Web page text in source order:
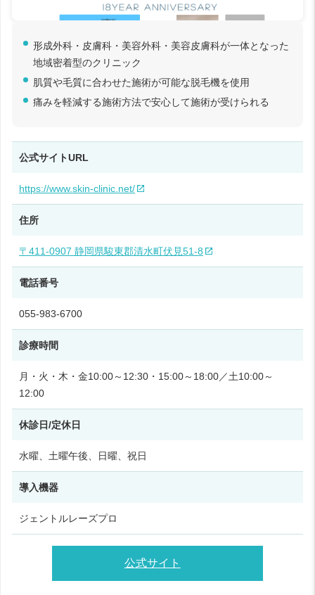
形成外科・皮膚科・美容外科・美容皮膚科が一体となった
地域密着型のクリニック
肌質や毛質に合わせた施術が可能な脱毛機を使用
痛みを軽減する施術方法で安心して施術が受けられる
公式サイトURL
https://www.skin-clinic.net/
住所
〒411-0907 静岡県駿東郡清水町伏見51-8
電話番号
055-983-6700
診療時間
月・火・木・金10:00～12:30・15:00～18:00／土10:00～
12:00
休診日/定休日
水曜、土曜午後、日曜、祝日
導入機器
ジェントルレーズプロ
公式サイト